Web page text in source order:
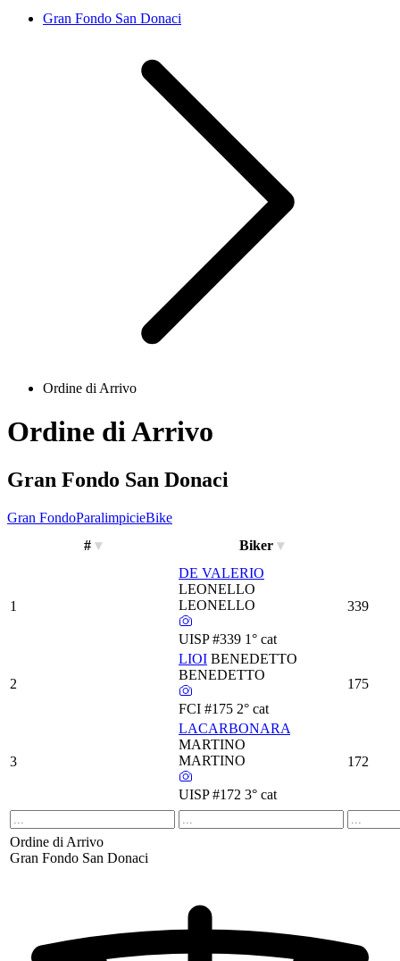
Gran Fondo San Donaci
Ordine di Arrivo
Ordine di Arrivo
Gran Fondo San Donaci
Gran FondoParalimpicieBike
#
Biker
1
DE VALERIO
LEONELLO
LEONELLO
UISP #339 1° cat
339
2
LIOI BENEDETTO
BENEDETTO
FCI #175 2° cat
175
3
LACARBONARA
MARTINO
MARTINO
UISP #172 3° cat
172
Ordine di Arrivo
Gran Fondo San Donaci